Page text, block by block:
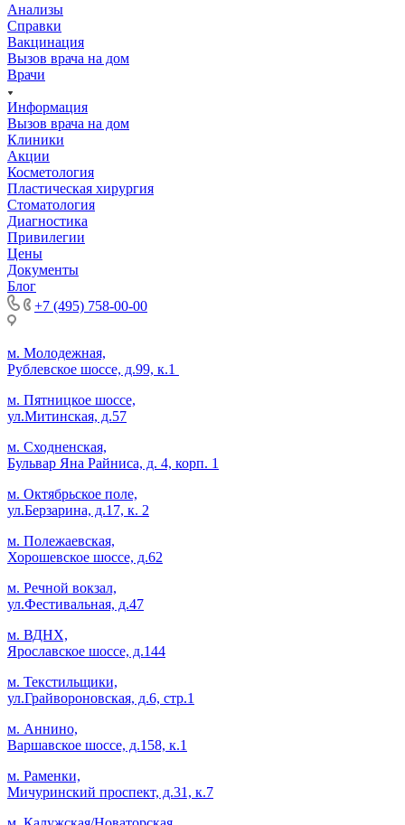
Анализы
Справки
Вакцинация
Вызов врача на дом
Врачи
Информация
Вызов врача на дом
Клиники
Акции
Косметология
Пластическая хирургия
Стоматология
Диагностика
Привилегии
Цены
Документы
Блог
+7 (495) 758-00-00
м. Молодежная,
Рублевское шоссе, д.99, к.1
м. Пятницкое шоссе,
ул.Митинская, д.57
м. Сходненская,
Бульвар Яна Райниса, д. 4, корп. 1
м. Октябрьское поле,
ул.Берзарина, д.17, к. 2
м. Полежаевская,
Хорошевское шоссе, д.62
м. Речной вокзал,
ул.Фестивальная, д.47
м. ВДНХ,
Ярославское шоссе, д.144
м. Текстильщики,
ул.Грайвороновская, д.6, стр.1
м. Аннино,
Варшавское шоссе, д.158, к.1
м. Раменки,
Мичуринский проспект, д.31, к.7